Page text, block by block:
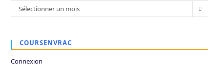
Archives
Sélectionner un mois
COURSENVRAC
Connexion